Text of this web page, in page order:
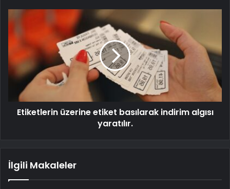
Etiketlerin üzerine etiket basılarak indirim algısı
yaratılır.
İlgili Makaleler